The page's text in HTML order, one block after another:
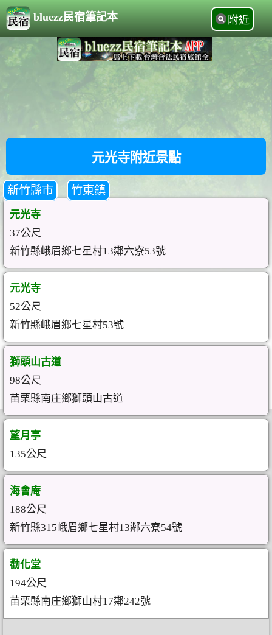
bluezz民宿筆記本 附近
元光寺附近景點
新竹縣市 竹東鎮
元光寺
37公尺
新竹縣峨眉鄉七星村13鄰六寮53號
元光寺
52公尺
新竹縣峨眉鄉七星村53號
獅頭山古道
98公尺
苗栗縣南庄鄉獅頭山古道
望月亭
135公尺
海會庵
188公尺
新竹縣315峨眉鄉七星村13鄰六寮54號
勸化堂
194公尺
苗栗縣南庄鄉獅山村17鄰242號